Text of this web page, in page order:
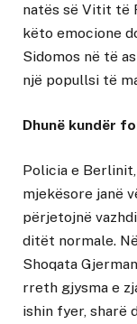
natës së Vitit të
këto emocione
Sidomos në të
një popullsi të
Dhunë kundër
Policia e
mjekësore janë
përjetojnë
ditët normale.
Shoqata
rreth gjysma e
ishin fyer, sharë